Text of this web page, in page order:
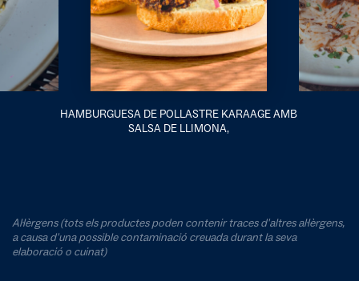
HAMBURGUESA DE POLLASTRE KARAAGE AMB
SALSA DE LLIMONA,
Al·lèrgens (tots els productes poden contenir traces d'altres al·lèrgens,
a causa d'una possible contaminació creuada durant la seva
elaboració o cuinat)